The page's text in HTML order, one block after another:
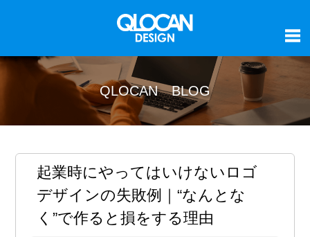
QLOCAN BLOG
起業時にやってはいけないロゴ
デザインの失敗例｜“なんとな
く”で作ると損をする理由